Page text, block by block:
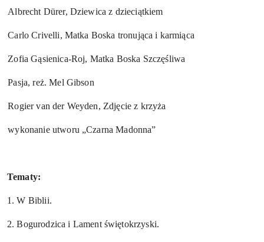
Albrecht Dürer, Dziewica z dzieciątkiem
Carlo Crivelli, Matka Boska tronująca i karmiąca
Zofia Gąsienica-Roj, Matka Boska Szczęśliwa
Pasja, reż. Mel Gibson
Rogier van der Weyden, Zdjęcie z krzyża
wykonanie utworu „Czarna Madonna”
Tematy:
1. W Biblii.
2. Bogurodzica i Lament świętokrzyski.